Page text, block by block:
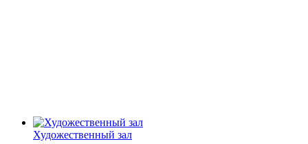
Художественный зал